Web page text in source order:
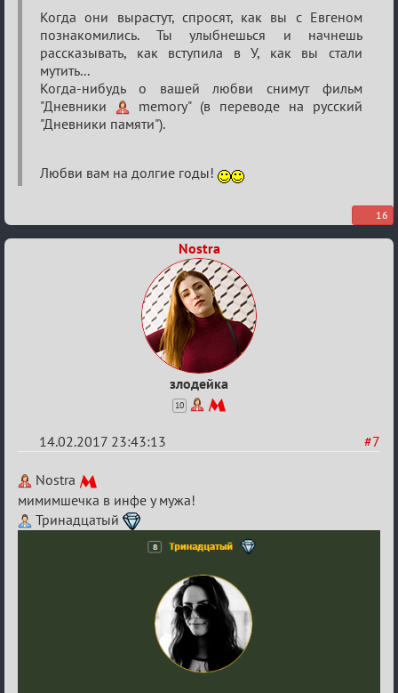
Когда они вырастут, спросят, как вы с Евгеном
познакомились. Ты улыбнешься и начнешь
рассказывать, как вступила в У, как вы стали
мутить...
Когда-нибудь о вашей любви снимут фильм
"Дневники
memory" (в переводе на русский
"Дневники памяти").
Любви вам на долгие годы!
16
Nostra
злодейка
10
#7
14.02.2017 23:43:13
Re:
Квадрат
Любви
Nostra
мимимшечка в инфе у мужа!
Тринадцатый